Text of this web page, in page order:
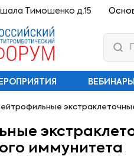
Тимошенко д.15
ВЕБИНАРЫ
иммунитета